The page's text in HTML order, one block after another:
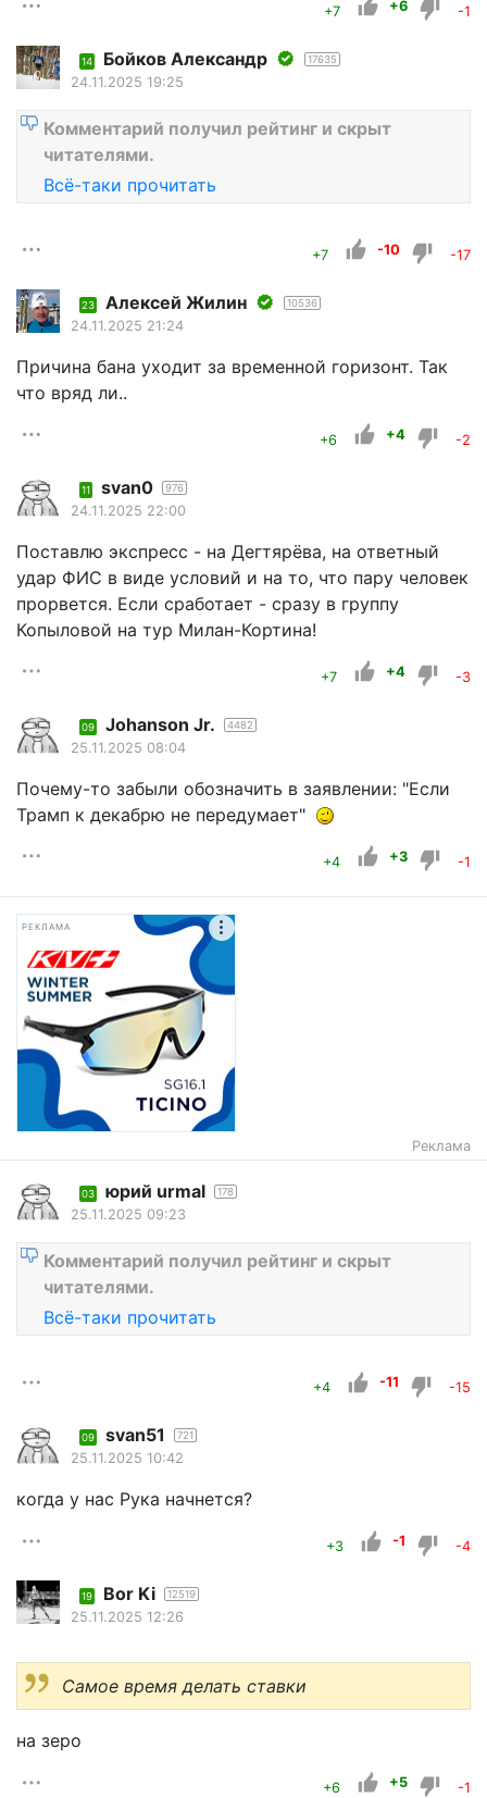
+7 +6 -1
14 Бойков Александр 17635
24.11.2025 19:25
Комментарий получил рейтинг и скрыт
читателями.
Всё-таки прочитать
+7 -10 -17
23 Алексей Жилин 10536
24.11.2025 21:24
Причина бана уходит за временной горизонт. Так
что вряд ли..
+6 +4 -2
11 svan0 976
24.11.2025 22:00
Поставлю экспресс - на Дегтярёва, на ответный
удар ФИС в виде условий и на то, что пару человек
прорвется. Если сработает - сразу в группу
Копыловой на тур Милан-Кортина!
+7 +4 -3
09 Johanson Jr. 4482
25.11.2025 08:04
Почему-то забыли обозначить в заявлении: "Если
Трамп к декабрю не передумает"
+4 +3 -1
РЕКЛАМА
Реклама
03 юрий urmal 178
25.11.2025 09:23
Комментарий получил рейтинг и скрыт
читателями.
Всё-таки прочитать
+4 -11 -15
09 svan51 721
25.11.2025 10:42
когда у нас Рука начнется?
+3 -1 -4
19 Bor Ki 12519
25.11.2025 12:26
Самое время делать ставки
на зеро
+6 +5 -1